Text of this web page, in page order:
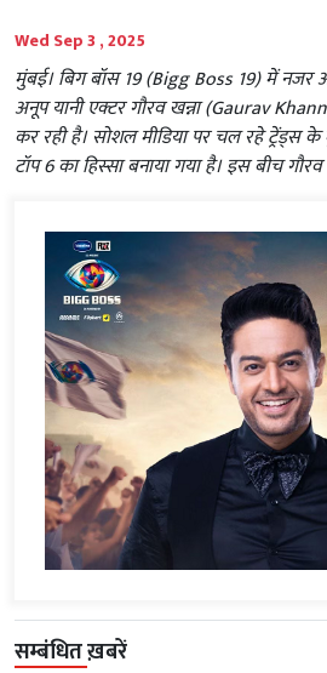
Wed Sep 3 , 2025
मुंबई। बिग बॉस 19 (Bigg Boss 19) में
अनूप यानी एक्टर गौरव खन्ना (Gaurav
कर रही है। सोशल मीडिया पर चल रहे ट्रेंड्स
टॉप 6 का हिस्सा बनाया गया है। इस बीच
सम्बंधित ख़बरें